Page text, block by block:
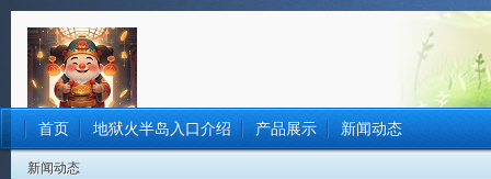
首页 地狱火半岛入口介绍 产品展示 新闻动态
新闻动态